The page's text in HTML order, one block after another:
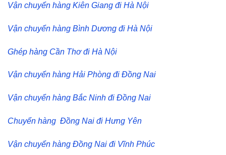
Vận chuyển hàng Kiên Giang đi Hà Nội
Vận chuyển hàng Bình Dương đi Hà Nội
Ghép hàng Cần Thơ đi Hà Nội
Vận chuyển hàng Hải Phòng đi Đồng Nai
Vận chuyển hàng Bắc Ninh đi Đồng Nai
Chuyển hàng Đồng Nai đi Hưng Yên
Vận chuyển hàng Đồng Nai đi Vĩnh Phúc